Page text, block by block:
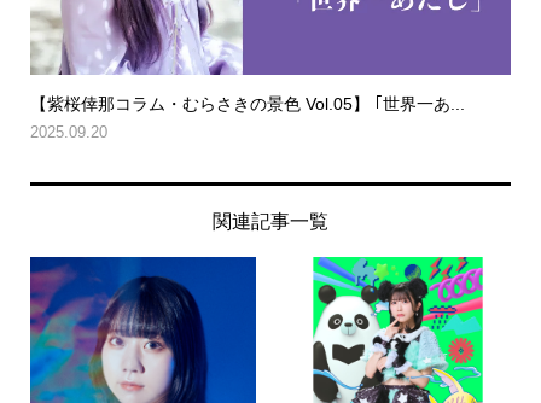
【紫桜倖那コラム・むらさきの景色 Vol.05】 ｢世界一あ...
2025.09.20
関連記事一覧